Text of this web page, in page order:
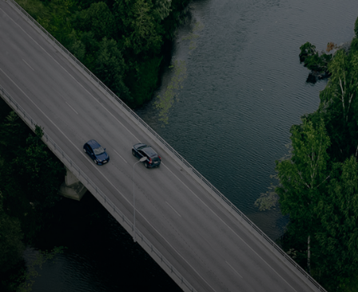
შენთვის
ბიზნესისთვის
მსოფლიოსთვის
ინოვატორებისთვის
სიახლეები და ტენდენციები